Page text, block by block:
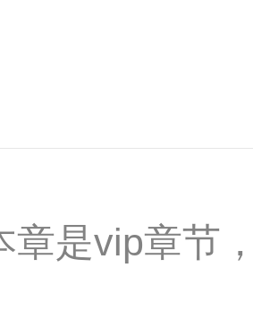
章是vip章节